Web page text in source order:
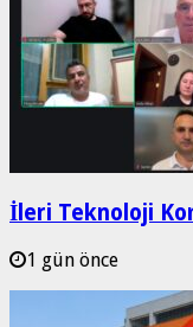
İleri Teknoloji
1 gün önce